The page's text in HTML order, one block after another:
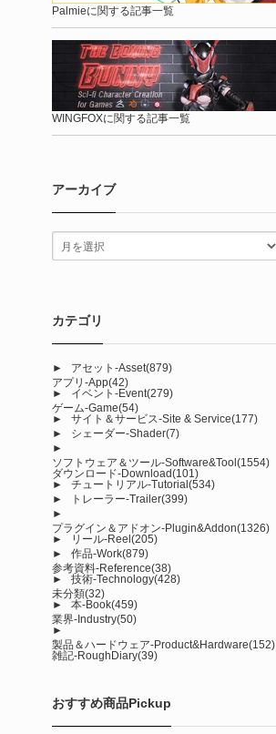
Palmieに関する記事一覧
WINGFOXに関する記事一覧
アーカイブ
カテゴリ
► アセット-Asset(879)
アプリ-App(42)
►
イベント-Event(279)
ゲーム-Game(54)
►
サイト＆サービス-Site & Service(177)
►
シェーダー-Shader(7)
►
ソフトウェア＆ツール-Software&Tool(1554)
ダウンロード-Download(101)
►
チュートリアル-Tutorial(534)
►
トレーラー-Trailer(399)
►
プラグイン＆アドオン-Plugin&Addon(1326)
►
リール-Reel(205)
►
作品-Work(879)
参考資料-Reference(38)
►
技術-Technology(428)
未分類(32)
►
本-Book(459)
業界-Industry(50)
►
製品＆ハードウェア-Product&Hardware(152)
雑記-RoughDiary(39)
おすすめ商品Pickup